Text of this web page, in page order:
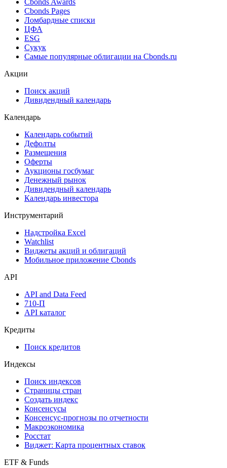
Cbonds Awards
Cbonds Pages
Ломбардные списки
ЦФА
ESG
Сукук
Самые популярные облигации на Cbonds.ru
Акции
Поиск акций
Дивидендный календарь
Календарь
Календарь событий
Дефолты
Размещения
Оферты
Аукционы госбумаг
Денежный рынок
Дивидендный календарь
Календарь инвестора
Инструментарий
Надстройка Excel
Watchlist
Виджеты акций и облигаций
Мобильное приложение Cbonds
API
API and Data Feed
710-П
API каталог
Кредиты
Поиск кредитов
Индексы
Поиск индексов
Страницы стран
Создать индекс
Консенсусы
Консенсус-прогнозы по отчетности
Макроэкономика
Росстат
Виджет: Карта процентных ставок
ETF & Funds